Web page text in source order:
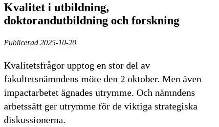
Kvalitet i utbildning,
doktorandutbildning och forskning
Publicerad 2025-10-20
Kvalitetsfrågor upptog en stor del av
fakultetsnämndens möte den 2 oktober. Men även
impactarbetet ägnades utrymme. Och nämndens
arbetssätt ger utrymme för de viktiga strategiska
diskussionerna.